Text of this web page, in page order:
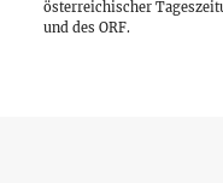
österreichischer
und des ORF.